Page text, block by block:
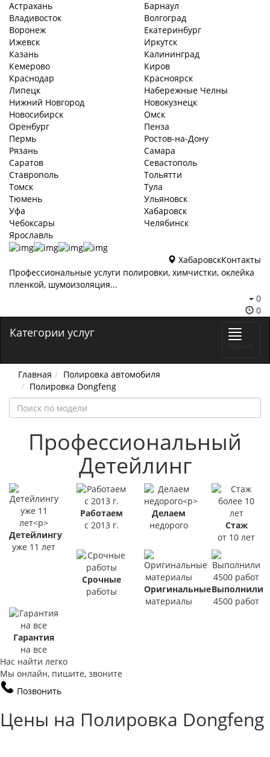
Астрахань
Барнаул
Владивосток
Волгоград
Воронеж
Екатеринбург
Ижевск
Иркутск
Казань
Калининград
Кемерово
Киров
Краснодар
Красноярск
Липецк
Набережные Челны
Нижний Новгород
Новокузнецк
Новосибирск
Омск
Оренбург
Пенза
Пермь
Ростов-на-Дону
Рязань
Самара
Саратов
Севастополь
Ставрополь
Тольятти
Томск
Тула
Тюмень
Ульяновск
Уфа
Хабаровск
Чебоксары
Челябинск
Ярославль
ХабаровскКонтакты
Профессиональные услуги полировки, химчистки, оклейка
пленкой, шумоизоляция...
0
0
Категории услуг
Главная
Полировка автомобиля
Полировка Dongfeng
Профессиональный
Детейлинг
Детейлингу
уже 11 лет
Работаем
с 2013 г.
Делаем
недорого
Стаж
от 10 лет
Срочные
работы
Оригинальные
материалы
Выполнили
4500 работ
Гарантия
на все
Нас найти легко
Мы онлайн, пишите, звоните
Позвонить
Цены на Полировка Dongfeng